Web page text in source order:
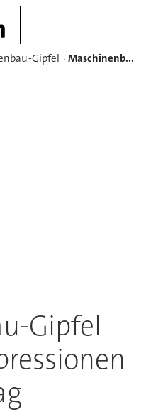
Gipfel Maschinenbau-Gipfel 2018: Die Impressionen vom ersten Tag
Gipfel